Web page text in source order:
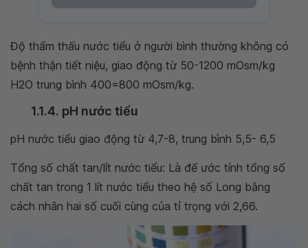
Độ thẩm thấu nước tiểu ở người bình thường không có
bệnh thận tiết niệu, giao động từ 50-1200 mOsm/kg
H2O trung bình 400=800 mOsm/kg.
1.1.4. pH nước tiểu
pH nước tiểu giao động từ 4,7-8, trung bình 5,5- 6,5
Tổng số chất tan/lít nước tiểu: Là để ước tính tổng số
chất tan trong 1 lít nước tiểu theo hệ số Long bằng
cách nhân hai số cuối cùng của tỉ trọng với 2,66.